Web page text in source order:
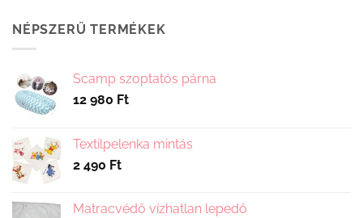
NÉPSZERŰ TERMÉKEK
Scamp szoptatós párna
12 980 Ft
Textilpelenka mintás
2 490 Ft
Matracvédő vízhatlan lepedő